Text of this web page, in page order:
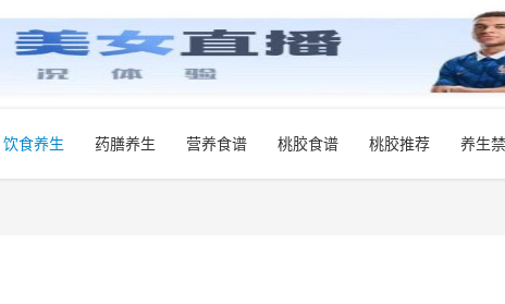
饮食养生 药膳养生 营养食谱 桃胶食谱 桃胶推荐 养生